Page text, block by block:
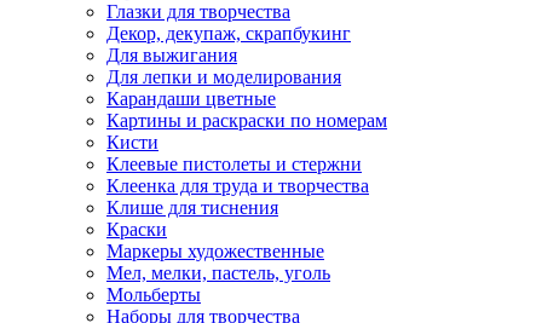
Глазки для творчества
Декор, декупаж, скрапбукинг
Для выжигания
Для лепки и моделирования
Карандаши цветные
Картины и раскраски по номерам
Кисти
Клеевые пистолеты и стержни
Клеенка для труда и творчества
Клише для тиснения
Краски
Маркеры художественные
Мел, мелки, пастель, уголь
Мольберты
Наборы для творчества